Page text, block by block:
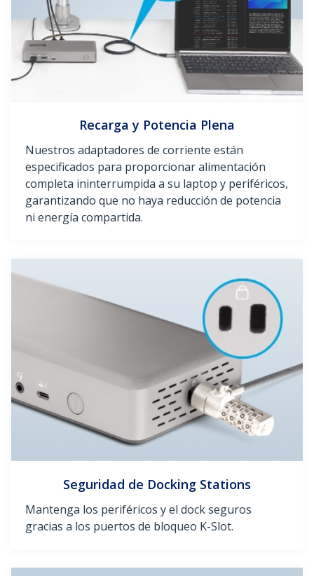
Recarga y Potencia Plena
Nuestros adaptadores de corriente están
especificados para proporcionar alimentación
completa ininterrumpida a su laptop y periféricos,
garantizando que no haya reducción de potencia
ni energía compartida.
Seguridad de Docking Stations
Mantenga los periféricos y el dock seguros
gracias a los puertos de bloqueo K-Slot.